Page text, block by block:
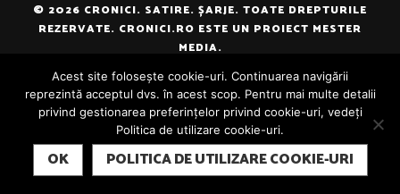
© 2026 CRONICI. SATIRE. ȘARJE. TOATE DREPTURILE
REZERVATE. CRONICI.RO ESTE UN PROIECT MESTER
MEDIA.
SUBSCRIBE
Acest site folosește cookie-uri. Continuarea navigării
reprezintă acceptul dvs. în acest scop. Pentru mai multe detalii
privind gestionarea preferințelor privind cookie-uri, vedeți
Politica de utilizare cookie-uri.
OK POLITICA DE UTILIZARE COOKIE-URI